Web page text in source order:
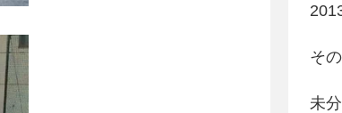
そ
未